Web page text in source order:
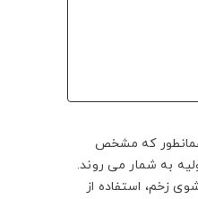
همانطور که مشخص
به شمار می روند.
زخم، استفاده از